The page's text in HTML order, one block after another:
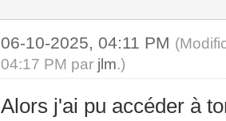
06-10-2025, 04:11 PM
04:17 PM par jlm.)
Alors j'ai pu accéder à